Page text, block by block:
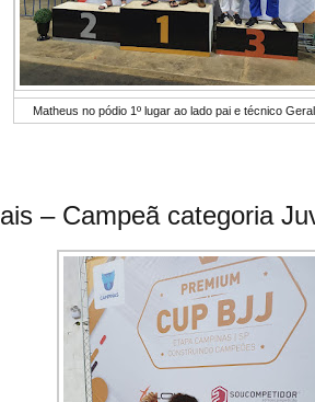
Matheus no pódio 1º lugar ao lado pai e técnico
– Campeã categoria